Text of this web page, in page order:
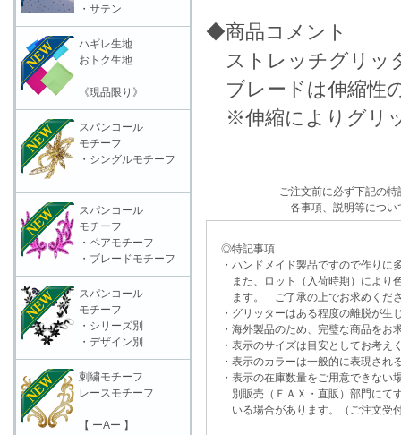
◆商品コメント
ストレッチグリッ
ブレードは伸縮性
※伸縮によりグリ
ご注文前に必ず下記の
各事項、説明等につい
◎特記事項
・ハンドメイド製品ですので作りに
また、ロット（入荷時期）により
ます。 ご了承の上でお求めくだ
・グリッターはある程度の離脱が生
・海外製品のため、完璧な商品をお
・表示のサイズは目安としてお考え
・表示のカラーは一般的に表現され
・表示の在庫数量をご用意できな
別販売（ＦＡＸ・直販）部門にて
いる場合があります。（ご注文受
・サテン
ハギレ生地
おトク生地
《現品限り》
スパンコール
モチーフ
・シングルモチーフ
スパンコール
モチーフ
・ペアモチーフ
・ブレードモチーフ
スパンコール
モチーフ
・シリーズ別
・デザイン別
刺繍モチーフ
レースモチーフ
【 ーAー 】